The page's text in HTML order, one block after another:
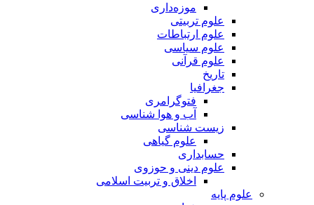
موزه‌داری
علوم تربیتی
علوم ارتباطات
علوم سیاسی
علوم قرآنی
تاریخ
جغرافیا
فتوگرامری
آب و هوا شناسی
زیست شناسی
علوم گیاهی
حسابداری
علوم دینی و حوزوی
اخلاق و تربیت اسلامی
علوم پایه